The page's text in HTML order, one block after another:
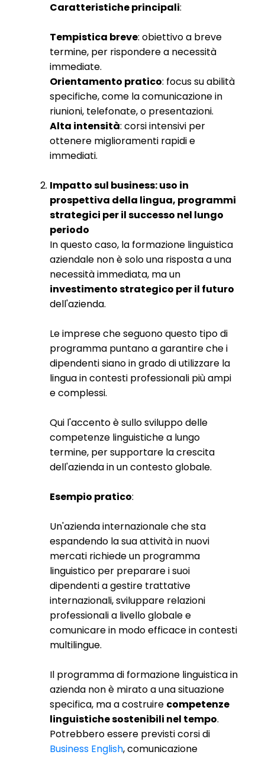
Caratteristiche principali:
Tempistica breve: obiettivo a breve
termine, per rispondere a necessità
immediate.
Orientamento pratico: focus su abilità
specifiche, come la comunicazione in
riunioni, telefonate, o presentazioni.
Alta intensità: corsi intensivi per
ottenere miglioramenti rapidi e
immediati.
Impatto sul business: uso in
prospettiva della lingua, programmi
strategici per il successo nel lungo
periodo
In questo caso, la formazione linguistica
aziendale non è solo una risposta a una
necessità immediata, ma un
investimento strategico per il futuro
dell'azienda.
Le imprese che seguono questo tipo di
programma puntano a garantire che i
dipendenti siano in grado di utilizzare la
lingua in contesti professionali più ampi
e complessi.
Qui l'accento è sullo sviluppo delle
competenze linguistiche a lungo
termine, per supportare la crescita
dell'azienda in un contesto globale.
Esempio pratico:
Un'azienda internazionale che sta
espandendo la sua attività in nuovi
mercati richiede un programma
linguistico per preparare i suoi
dipendenti a gestire trattative
internazionali, sviluppare relazioni
professionali a livello globale e
comunicare in modo efficace in contesti
multilingue.
Il programma di formazione linguistica in
azienda non è mirato a una situazione
specifica, ma a costruire competenze
linguistiche sostenibili nel tempo.
Potrebbero essere previsti corsi di
Business English, comunicazione